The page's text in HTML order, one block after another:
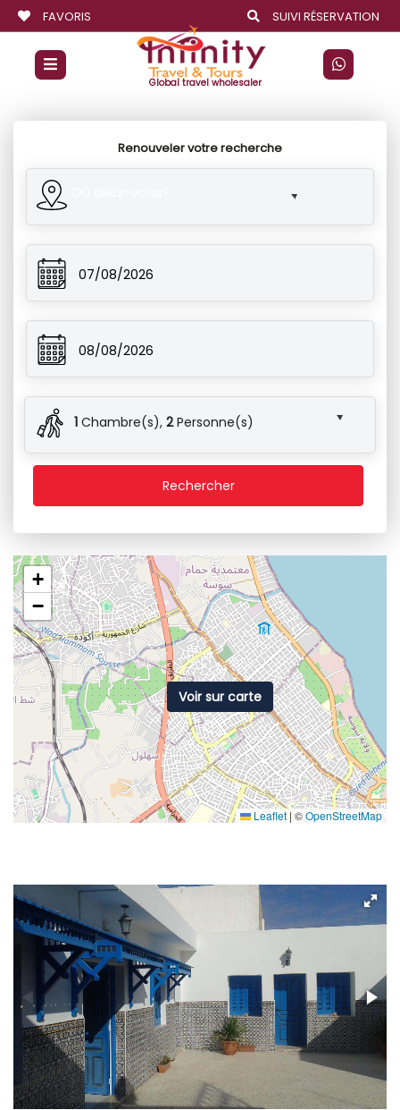
FAVORIS SUIVI RÉSERVATION
Global travel wholesaler
Renouveler votre recherche
07/08/2026
08/08/2026
1 Chambre(s), 2Personne(s)
Rechercher
+
−
Leaflet| ©OpenStreetMap
Voir sur carte